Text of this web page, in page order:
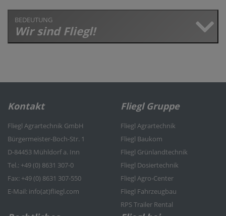
BEDEUTUNG
Wir sind Fliegl!
Kontakt
Fliegl Agrartechnik GmbH
Bürgermeister-Boch-Str. 1
D-84453 Mühldorf a. Inn
Tel.: +49 (0) 8631 307-0
Fax: +49 (0) 8631 307-550
E-Mail: info(at)fliegl.com
Fliegl Gruppe
Fliegl Agrartechnik
Fliegl Baukom
Fliegl Grünlandtechnik
Fliegl Dosiertechnik
Fliegl Agro-Center
Fliegl Fahrzeugbau
RPS Trailer Rental